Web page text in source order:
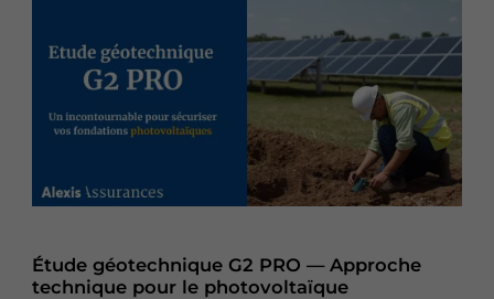
Étude géotechnique G2 PRO — Approche
technique pour le photovoltaïque